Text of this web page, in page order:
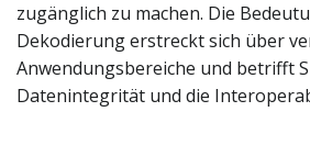
zugänglich zu machen. Die
Dekodierung erstreckt sich über
Anwendungsbereiche und betrifft
Datenintegrität und die